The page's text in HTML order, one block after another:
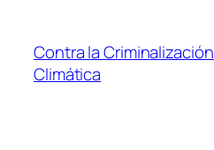
contenido
Contra la
Climática